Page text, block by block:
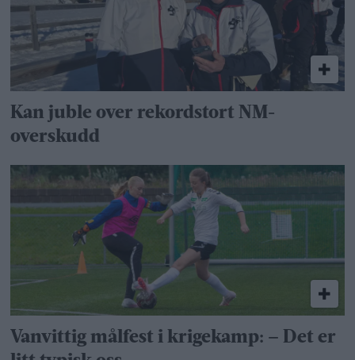
Kan juble over rekordstort NM-
overskudd
Vanvittig målfest i krigekamp: – Det er